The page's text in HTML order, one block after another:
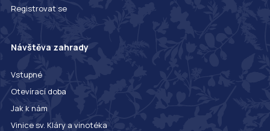
Registrovat se
Návštěva zahrady
Vstupné
Otevírací doba
Jak k nám
Vinice sv. Kláry a vinotéka